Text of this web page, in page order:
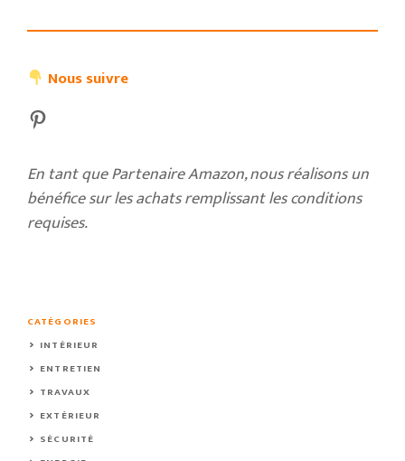
Nous suivre
Pinterest
En tant que Partenaire Amazon, nous réalisons un
bénéfice sur les achats remplissant les conditions
requises.
CATÉGORIES
INTÉRIEUR
ENTRETIEN
TRAVAUX
EXTÉRIEUR
SÉCURITÉ